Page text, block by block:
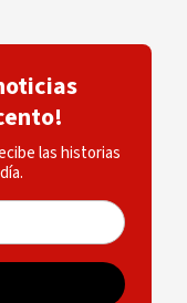
las historias